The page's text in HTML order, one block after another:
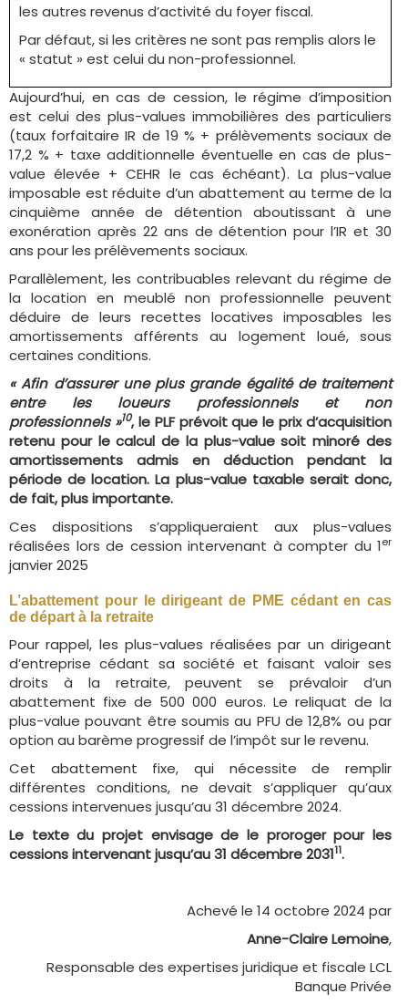
les autres revenus d’activité du foyer fiscal.
Par défaut, si les critères ne sont pas remplis alors le
« statut » est celui du non-professionnel.
Aujourd’hui, en cas de cession, le régime d’imposition
est celui des plus-values immobilières des particuliers
(taux forfaitaire IR de 19 % + prélèvements sociaux de
17,2 % + taxe additionnelle éventuelle en cas de plus-
value élevée + CEHR le cas échéant). La plus-value
imposable est réduite d’un abattement au terme de la
cinquième année de détention aboutissant à une
exonération après 22 ans de détention pour l’IR et 30
ans pour les prélèvements sociaux.
Parallèlement, les contribuables relevant du régime de
la location en meublé non professionnelle peuvent
déduire de leurs recettes locatives imposables les
amortissements afférents au logement loué, sous
certaines conditions.
« Afin d’assurer une plus grande égalité de traitement
entre les loueurs professionnels et non
professionnels »10, le PLF prévoit que le prix d’acquisition
retenu pour le calcul de la plus-value soit minoré des
amortissements admis en déduction pendant la
période de location. La plus-value taxable serait donc,
de fait, plus importante.
Ces dispositions s’appliqueraient aux plus-values
réalisées lors de cession intervenant à compter du 1er
janvier 2025
L’abattement pour le dirigeant de PME cédant en cas
de départ à la retraite
Pour rappel, les plus-values réalisées par un dirigeant
d’entreprise cédant sa société et faisant valoir ses
droits à la retraite, peuvent se prévaloir d’un
abattement fixe de 500 000 euros. Le reliquat de la
plus-value pouvant être soumis au PFU de 12,8% ou par
option au barème progressif de l’impôt sur le revenu.
Cet abattement fixe, qui nécessite de remplir
différentes conditions, ne devait s’appliquer qu’aux
cessions intervenues jusqu’au 31 décembre 2024.
Le texte du projet envisage de le proroger pour les
cessions intervenant jusqu’au 31 décembre 203111.
Achevé le 14 octobre 2024 par
Anne-Claire Lemoine,
Responsable des expertises juridique et fiscale LCL
Banque Privée